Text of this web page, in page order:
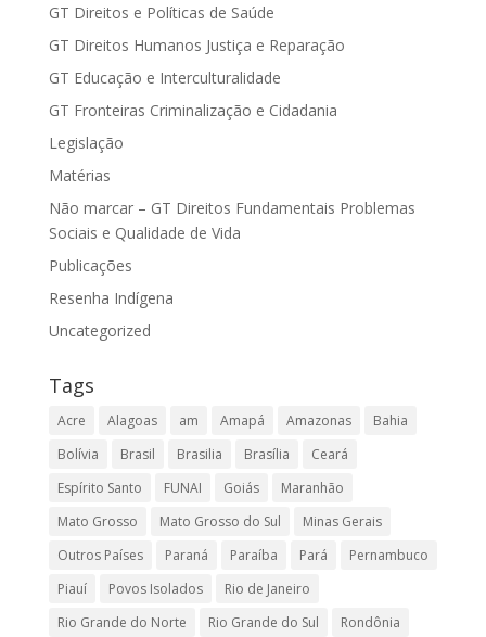
GT Direitos e Políticas de Saúde
GT Direitos Humanos Justiça e Reparação
GT Educação e Interculturalidade
GT Fronteiras Criminalização e Cidadania
Legislação
Matérias
Não marcar – GT Direitos Fundamentais Problemas
Sociais e Qualidade de Vida
Publicações
Resenha Indígena
Uncategorized
Tags
Acre Alagoas am Amapá Amazonas
Bahia
Bolívia
Brasil Brasilia Brasília
Ceará
Espírito Santo
FUNAI Goiás
Maranhão
Mato Grosso
Mato Grosso do Sul
Minas Gerais
Outros Países
Paraná Paraíba Pará
Pernambuco
Piauí
Povos Isolados
Rio de Janeiro
Rio Grande do Norte
Rio Grande do Sul
Rondônia